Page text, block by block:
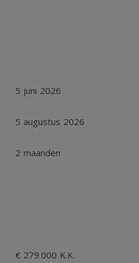
biedt de ruimte volop
en toegang tot de
5 juni 2026
5 augustus 2026
2 maanden
€ 279.000 K.K.